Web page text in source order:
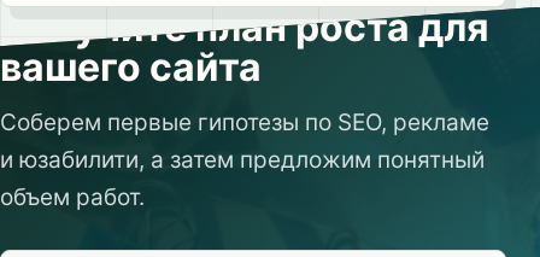
Получите план роста для
вашего сайта
Соберем первые гипотезы по SEO, рекламе
и юзабилити, а затем предложим понятный
объем работ.